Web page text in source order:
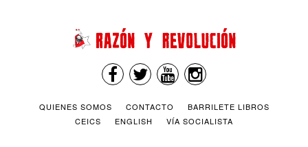
QUIENES SOMOS CONTACTO
BARRILETE LIBROS
CEICS
ENGLISH VÍA SOCIALISTA